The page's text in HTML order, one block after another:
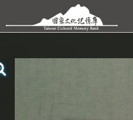
跳到主要內容區塊